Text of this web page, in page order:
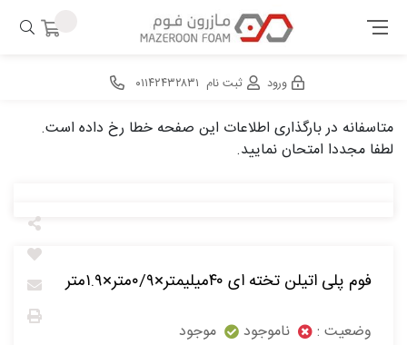
ورود ثبت نام ۰۱۱۴۲۴۳۲۸۳۱
متاسفانه در بارگذاری اطلاعات این صفحه خطا رخ داده است.
لطفا مجددا امتحان نمایید.
فوم پلی اتیلن تخته ای ۴۰میلیمتر×۰/۹متر×۱.۹متر
وضعیت : ناموجود
موجود